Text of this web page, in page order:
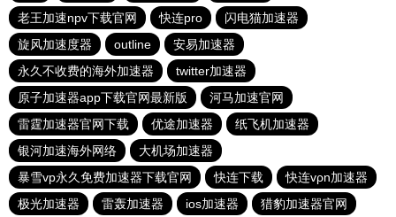
老王加速npv下载官网
快连pro
闪电猫加速器
旋风加速度器
outline
安易加速器
永久不收费的海外加速器
twitter加速器
原子加速器app下载官网最新版
河马加速官网
雷霆加速器官网下载
优途加速器
纸飞机加速器
银河加速海外网络
大机场加速器
暴雪vp永久免费加速器下载官网
快连下载
快连vρn加速器
极光加速器
雷轰加速器 ios加速器
猎豹加速器官网